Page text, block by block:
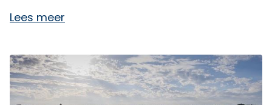
Lees meer